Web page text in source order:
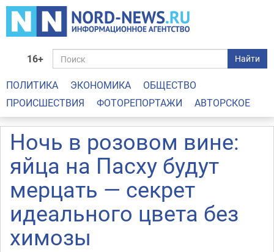
16+ Найти
ПОЛИТИКА ЭКОНОМИКА
ОБЩЕСТВО
ПРОИСШЕСТВИЯ
ФОТОРЕПОРТАЖИ АВТОРСКОЕ
Ночь в розовом вине:
яйца на Пасху будут
мерцать — секрет
идеального цвета без
химозы